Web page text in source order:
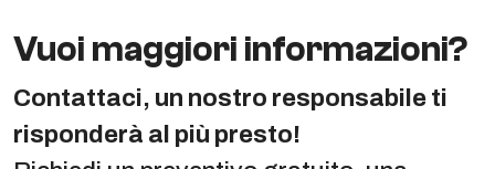
Vuoi maggiori informazioni?
Contattaci, un nostro responsabile ti
risponderà al più presto!